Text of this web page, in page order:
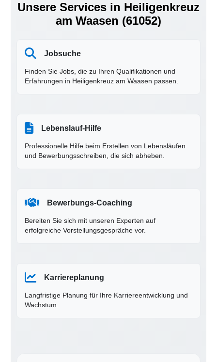
Unsere Services in Heiligenkreuz
am Waasen (61052)
Jobsuche
Finden Sie Jobs, die zu Ihren Qualifikationen und
Erfahrungen in Heiligenkreuz am Waasen passen.
Lebenslauf-Hilfe
Professionelle Hilfe beim Erstellen von Lebensläufen
und Bewerbungsschreiben, die sich abheben.
Bewerbungs-Coaching
Bereiten Sie sich mit unseren Experten auf
erfolgreiche Vorstellungsgespräche vor.
Karriereplanung
Langfristige Planung für Ihre Karriereentwicklung und
Wachstum.